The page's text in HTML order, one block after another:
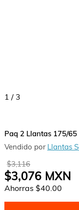
1 / 3
Paq 2 Llantas 175/
Vendido por Llantas
$3,116
$3,076MXN
Ahorras $40.00